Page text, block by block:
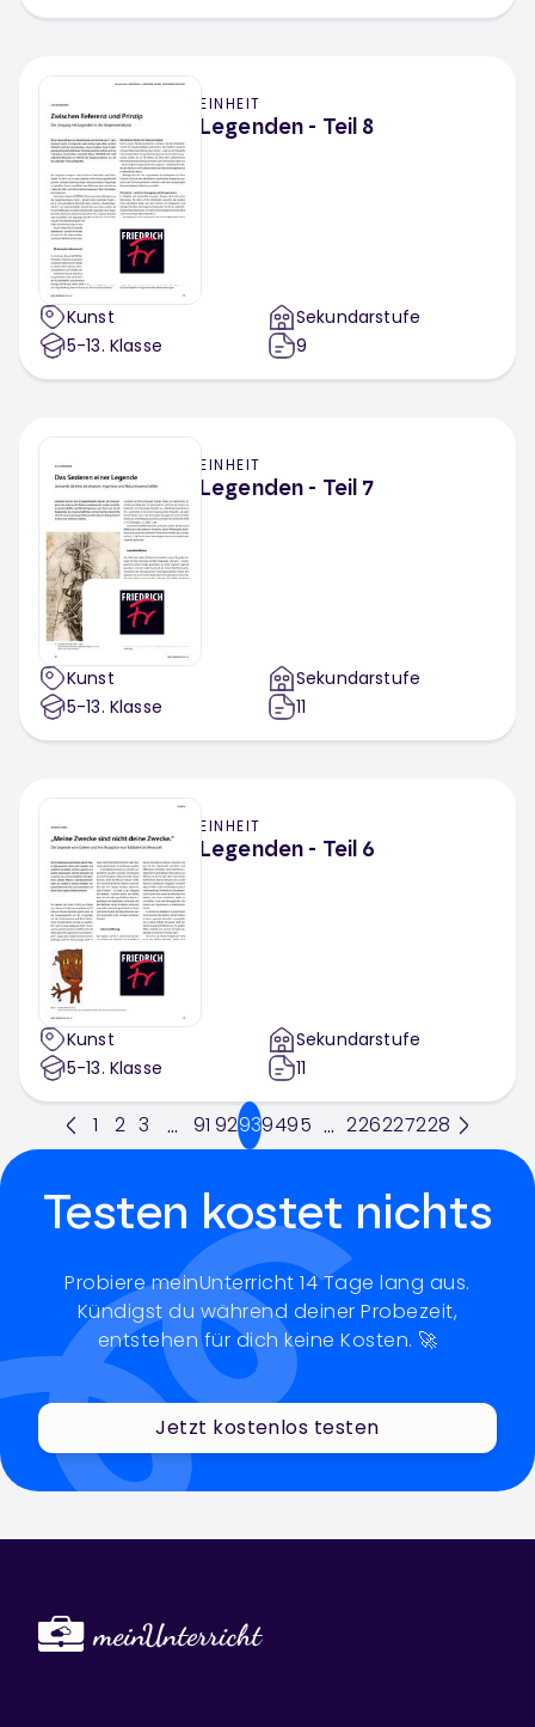
EINHEIT
Legenden - Teil 8
Kunst
5-13. Klasse
Sekundarstufe
9
EINHEIT
Legenden - Teil 7
Kunst
5-13. Klasse
Sekundarstufe
11
EINHEIT
Legenden - Teil 6
Kunst
5-13. Klasse
Sekundarstufe
11
1 2 3 ... 91 92939495 ... 226227228
Testen kostet nichts
Probiere meinUnterricht 14 Tage lang aus.
Kündigst du während deiner Probezeit,
entstehen für dich keine Kosten. 🚀
Jetzt kostenlos testen